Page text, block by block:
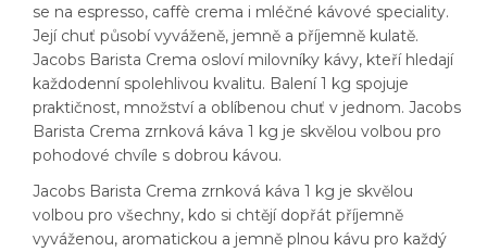
se na espresso, caffè crema i mléčné kávové speciality.
Její chuť působí vyváženě, jemně a příjemně kulatě.
Jacobs Barista Crema osloví milovníky kávy, kteří hledají
každodenní spolehlivou kvalitu. Balení 1 kg spojuje
praktičnost, množství a oblíbenou chuť v jednom. Jacobs
Barista Crema zrnková káva 1 kg je skvělou volbou pro
pohodové chvíle s dobrou kávou.
Jacobs Barista Crema zrnková káva 1 kg je skvělou
volbou pro všechny, kdo si chtějí dopřát příjemně
vyváženou, aromatickou a jemně plnou kávu pro každý